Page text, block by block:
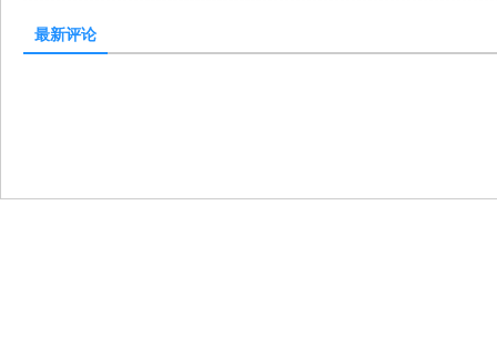
最新评论